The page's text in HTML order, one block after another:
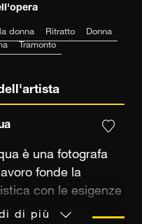
donna Ritratto
Donna
Tramonto
è una fotografa
fonde la
con le esigenze
Ha
di più